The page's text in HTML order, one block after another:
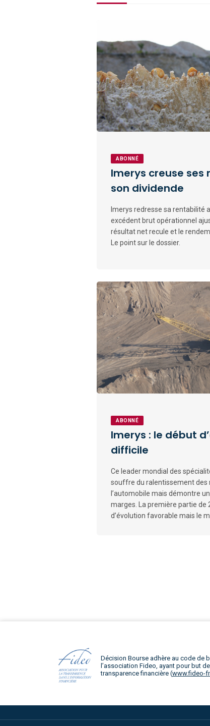
ABONNÉ
Imerys creuse
son dividende
Imerys redresse sa rentabilité
excédent brut opérationnel
résultat net recule et le
Le point sur le dossier.
ABONNÉ
Imerys : le début
difficile
Ce leader mondial des
souffre du ralentissement des
l’automobile mais démontre
marges. La première partie de
d’évolution favorable mais le
Décision Bourse adhère au code de
l’association Fideo, ayant pour but
transparence financière (www.fideo-